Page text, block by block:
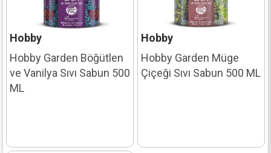
Hobby
Hobby Garden Böğütlen
ve Vanilya Sıvı Sabun 500
ML
Hobby
Hobby Garden Müge
Çiçeği Sıvı Sabun 500 ML